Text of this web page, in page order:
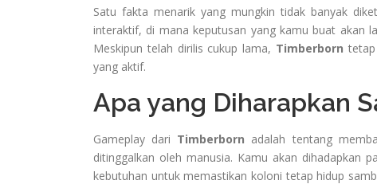
Satu fakta menarik yang mungkin tidak banyak
interaktif, di mana keputusan yang kamu buat akan
Meskipun telah dirilis cukup lama, Timberborn
yang aktif.
Apa yang Diharapkan
Gameplay dari Timberborn adalah tentang
ditinggalkan oleh manusia. Kamu akan dihadapkan
kebutuhan untuk memastikan koloni tetap hidup